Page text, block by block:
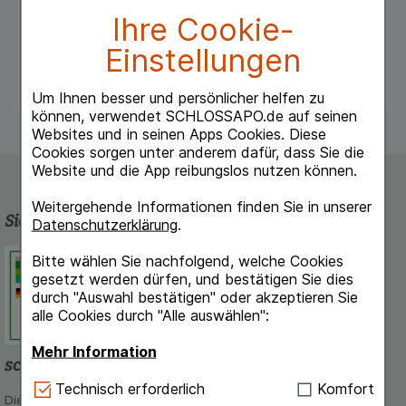
Ihre Cookie-
Einstellungen
Um Ihnen besser und persönlicher helfen zu
können, verwendet SCHLOSSAPO.de auf seinen
Websites und in seinen Apps Cookies. Diese
Cookies sorgen unter anderem dafür, dass Sie die
Website und die App reibungslos nutzen können.
Weitergehende Informationen finden Sie in unserer
Datenschutzerklärung.
Bitte wählen Sie nachfolgend, welche Cookies
gesetzt werden dürfen, und bestätigen Sie dies
durch "Auswahl bestätigen" oder akzeptieren Sie
alle Cookies durch "Alle auswählen":
Mehr Information
Technisch Notwendig:Hierbei handelt es sich um
Technisch erforderlich
Komfort
aufzufrischen. Tragen Sie den Kompaktpuder
mit dem Powder Brush oder Puderquaste auf,
um kleine Hautunebenheiten auszugleichen, den
Teint zu mattieren und Ihre Haut zu pflegen.
Sicherheit und Qualität
Schlossapo.de ist registriert beim
Deutschen Institut für Medizinische
Dokumentation und Information.
schlossapo.de-App
Die App von schlossapo.de jetzt mit E-Rezept-Scanner